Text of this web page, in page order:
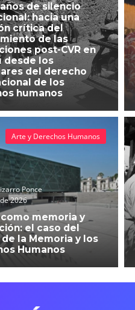
de silencio
hacia una
crítica del
de las
post-CVR en
desde los
del derecho
de los
humanos
Ponce
2026
memoria y
el caso del
la Memoria y los
Humanos
Arte y Derechos Humanos